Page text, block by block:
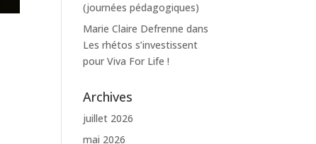
(journées pédagogiques)
Marie Claire Defrenne dans
Les rhétos s’investissent
pour Viva For Life !
Archives
juillet 2026
mai 2026